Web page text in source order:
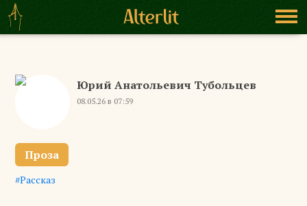
Юрий Анатольевич Тубольцев
08.05.26 в 07:59
Проза
Рассказ